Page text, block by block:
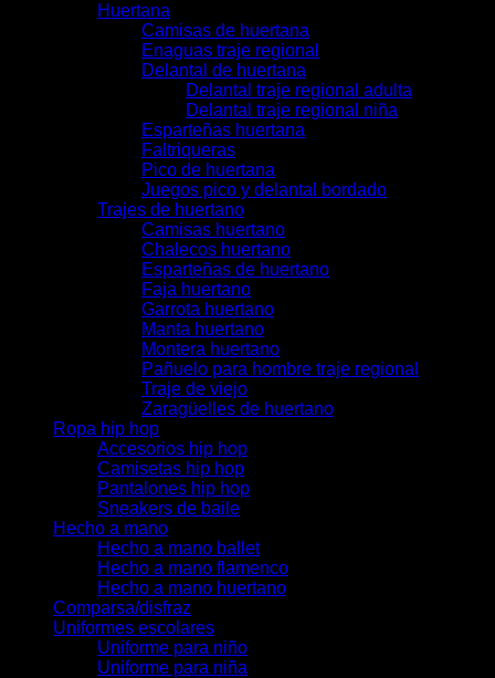
Huertana
Camisas de huertana
Enaguas traje regional
Delantal de huertana
Delantal traje regional adulta
Delantal traje regional niña
Esparteñas huertana
Faltriqueras
Pico de huertana
Juegos pico y delantal bordado
Trajes de huertano
Camisas huertano
Chalecos huertano
Esparteñas de huertano
Faja huertano
Garrota huertano
Manta huertano
Montera huertano
Pañuelo para hombre traje regional
Traje de viejo
Zaragüelles de huertano
Ropa hip hop
Accesorios hip hop
Camisetas hip hop
Pantalones hip hop
Sneakers de baile
Hecho a mano
Hecho a mano ballet
Hecho a mano flamenco
Hecho a mano huertano
Comparsa/disfraz
Uniformes escolares
Uniforme para niño
Uniforme para niña